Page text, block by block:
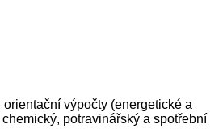
výpočty (energetické a
potravinářský a spotřební